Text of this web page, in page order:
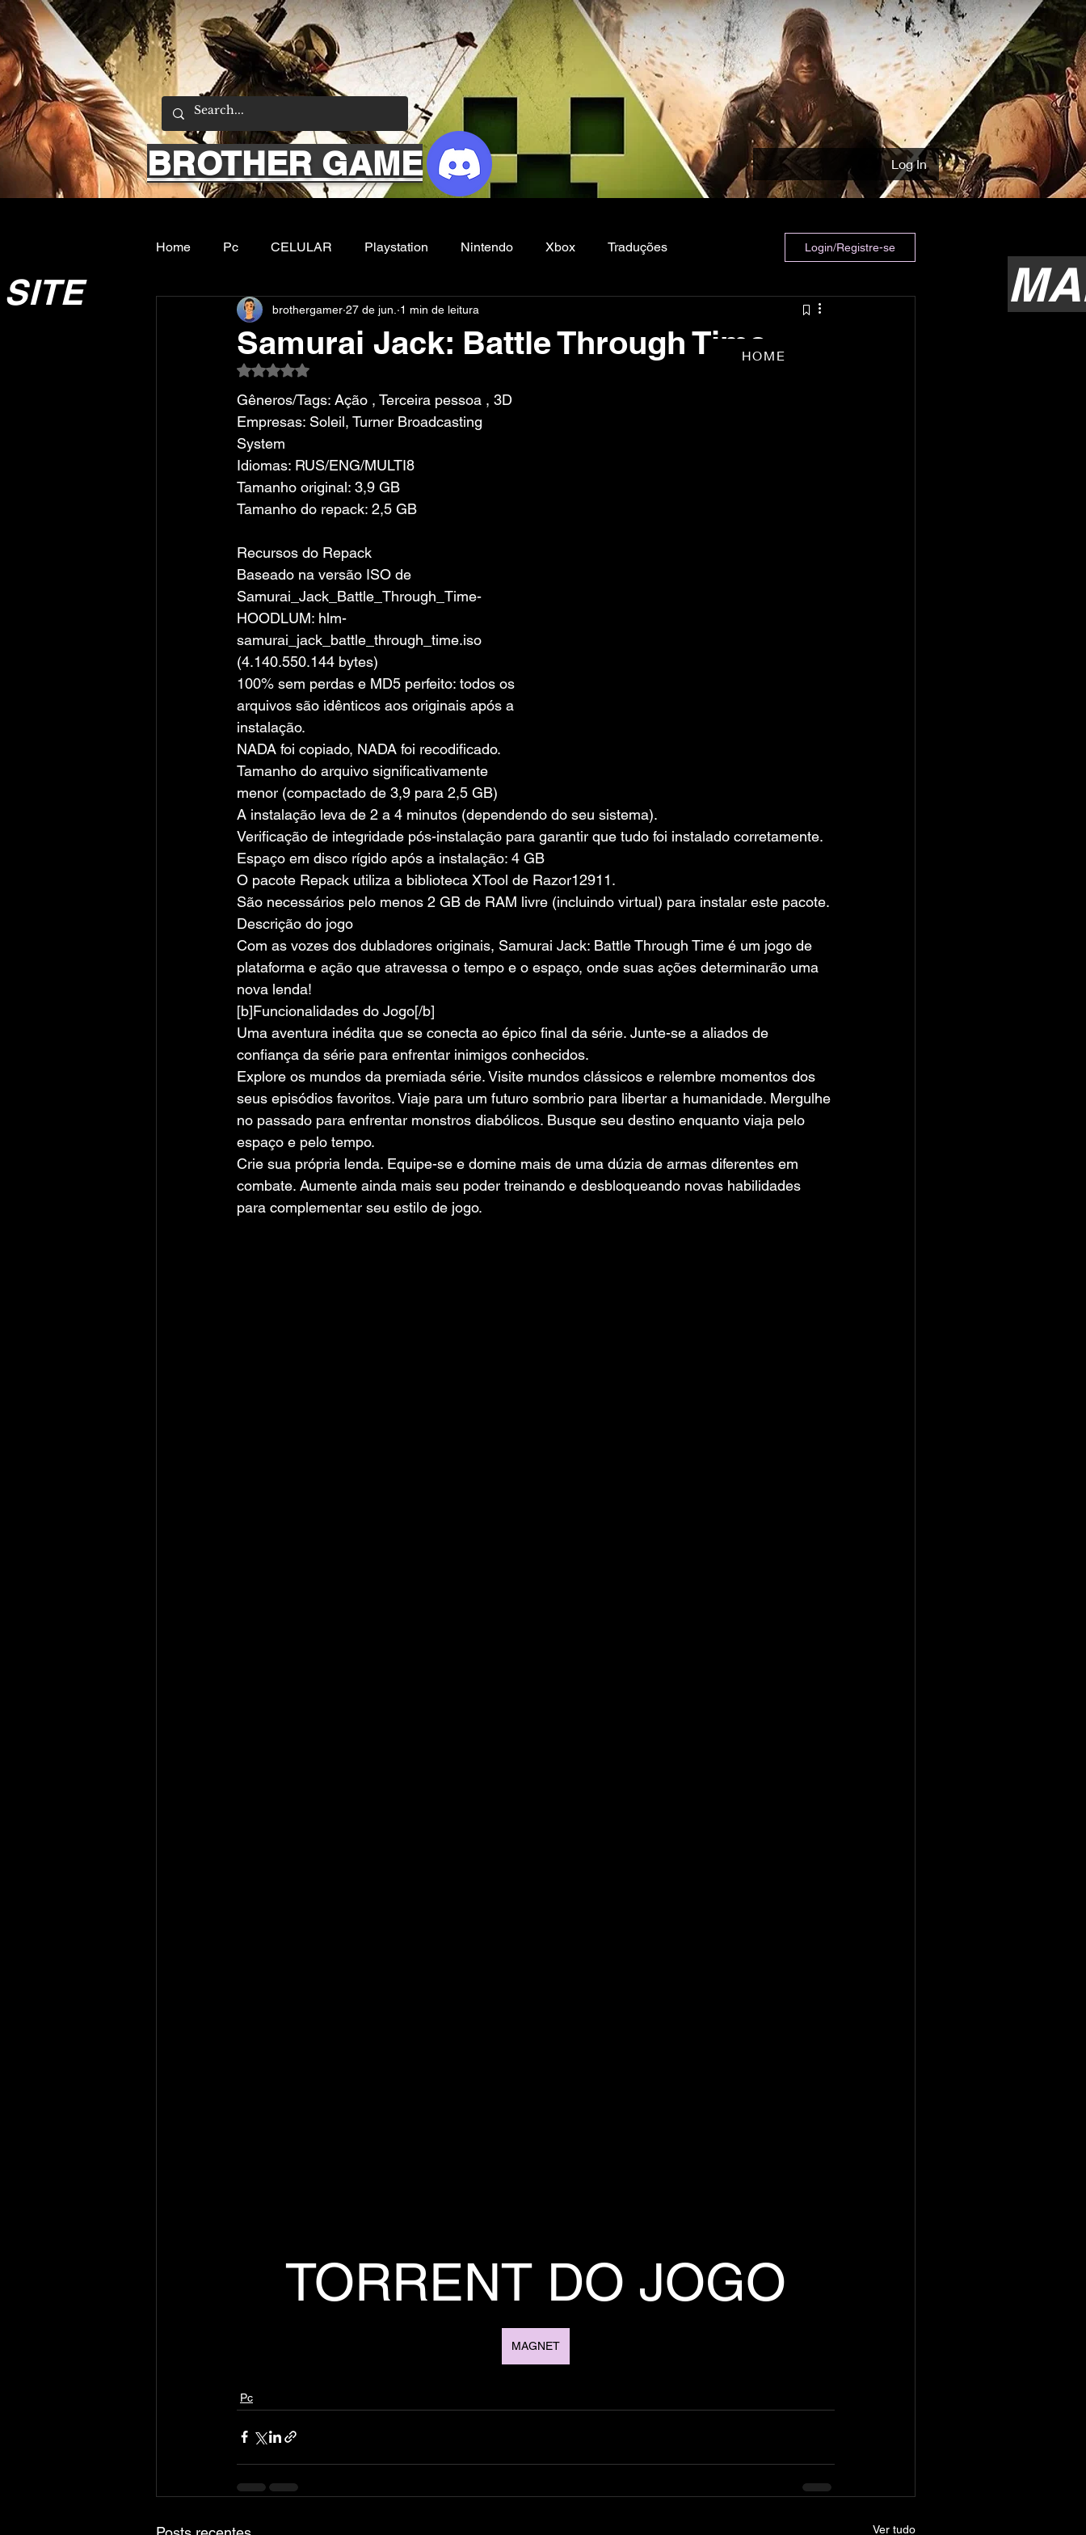
BROTHER GAME Log In
Home Pc CELULAR Playstation Nintendo Xbox Traduções
Emuladores Sobre nos Filmes e Series
Login/Registre-se
Samurai Jack: Battle Through Time
brothergamer 27 de jun. 1 min de leitura
Avaliado com NaN de 5 estrelas.
Gêneros/Tags: Ação , Terceira pessoa , 3D
Empresas: Soleil, Turner Broadcasting
System
Idiomas: RUS/ENG/MULTI8
Tamanho original: 3,9 GB
Tamanho do repack: 2,5 GB
Recursos do Repack
Baseado na versão ISO de
Samurai_Jack_Battle_Through_Time-
HOODLUM: hlm-
samurai_jack_battle_through_time.iso
(4.140.550.144 bytes)
100% sem perdas e MD5 perfeito: todos os
arquivos são idênticos aos originais após a
instalação.
NADA foi copiado, NADA foi recodificado.
Tamanho do arquivo significativamente
menor (compactado de 3,9 para 2,5 GB)
A instalação leva de 2 a 4 minutos (dependendo do seu sistema).
Verificação de integridade pós-instalação para garantir que tudo foi instalado corretamente.
Espaço em disco rígido após a instalação: 4 GB
O pacote Repack utiliza a biblioteca XTool de Razor12911.
São necessários pelo menos 2 GB de RAM livre (incluindo virtual) para instalar este pacote.
Descrição do jogo
Com as vozes dos dubladores originais, Samurai Jack: Battle Through Time é um jogo de
plataforma e ação que atravessa o tempo e o espaço, onde suas ações determinarão uma
nova lenda!
[b]Funcionalidades do Jogo[/b]
Uma aventura inédita que se conecta ao épico final da série. Junte-se a aliados de
confiança da série para enfrentar inimigos conhecidos.
Explore os mundos da premiada série. Visite mundos clássicos e relembre momentos dos
seus episódios favoritos. Viaje para um futuro sombrio para libertar a humanidade. Mergulhe
no passado para enfrentar monstros diabólicos. Busque seu destino enquanto viaja pelo
espaço e pelo tempo.
Crie sua própria lenda. Equipe-se e domine mais de uma dúzia de armas diferentes em
combate. Aumente ainda mais seu poder treinando e desbloqueando novas habilidades
para complementar seu estilo de jogo.
TORRENT DO JOGO
MAGNET
Pc
Ver tudo
HOME